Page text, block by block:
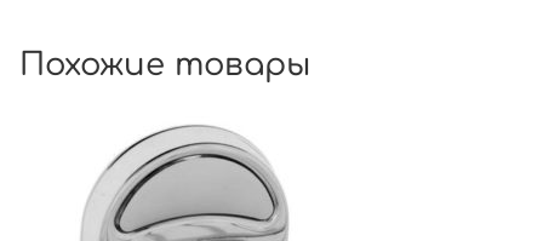
Похожие товары